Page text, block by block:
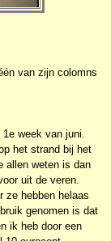
van zijn colomns
week van juni.
het strand bij het
allen weten is dan
uit de veren.
ze hebben helaas
genomen is dat
ik heb door een